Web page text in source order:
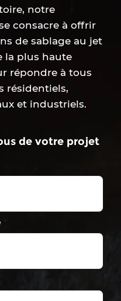
notre
consacre à offrir
de sablage au jet
la plus haute
répondre à tous
résidentiels,
et industriels.
de votre projet